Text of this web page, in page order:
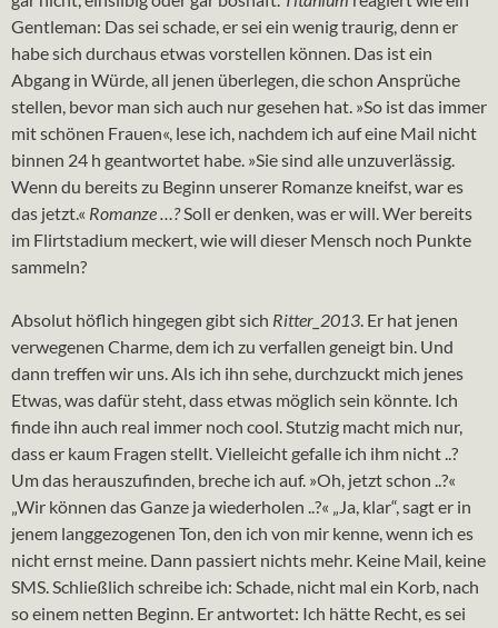
Gentleman: Das sei schade, er sei ein wenig traurig, denn er
habe sich durchaus etwas vorstellen können. Das ist ein
Abgang in Würde, all jenen überlegen, die schon Ansprüche
stellen, bevor man sich auch nur gesehen hat. »So ist das immer
mit schönen Frauen«, lese ich, nachdem ich auf eine Mail nicht
binnen 24 h geantwortet habe. »Sie sind alle unzuverlässig.
Wenn du bereits zu Beginn unserer Romanze kneifst, war es
das jetzt.« Romanze …?Soll er denken, was er will. Wer bereits
im Flirtstadium meckert, wie will dieser Mensch noch Punkte
sammeln?
Absolut höflich hingegen gibt sich Ritter_2013. Er hat jenen
verwegenen Charme, dem ich zu verfallen geneigt bin. Und
dann treffen wir uns. Als ich ihn sehe, durchzuckt mich jenes
Etwas, was dafür steht, dass etwas möglich sein könnte. Ich
finde ihn auch real immer noch cool. Stutzig macht mich nur,
dass er kaum Fragen stellt. Vielleicht gefalle ich ihm nicht ..?
Um das herauszufinden, breche ich auf. »Oh, jetzt schon ..?«
„Wir können das Ganze ja wiederholen ..?« „Ja, klar“, sagt er in
jenem langgezogenen Ton, den ich von mir kenne, wenn ich es
nicht ernst meine. Dann passiert nichts mehr. Keine Mail, keine
SMS. Schließlich schreibe ich: Schade, nicht mal ein Korb, nach
so einem netten Beginn. Er antwortet: Ich hätte Recht, es sei